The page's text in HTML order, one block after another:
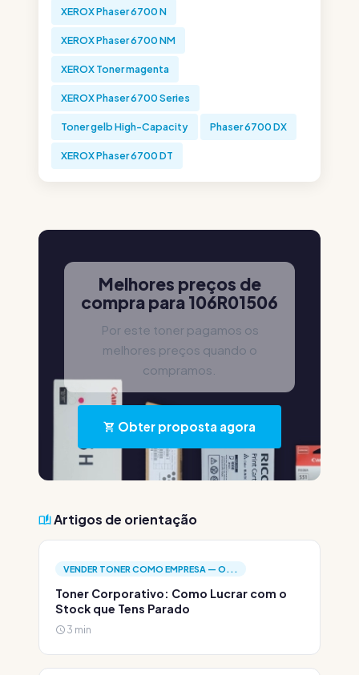
XEROX Phaser 6700 N
XEROX Phaser 6700 NM
XEROX Toner magenta
XEROX Phaser 6700 Series
Toner gelb High-Capacity Phaser 6700 DX
XEROX Phaser 6700 DT
Melhores preços de
compra para 106R01506
Por este toner pagamos os
melhores preços quando o
compramos.
Obter proposta agora
Artigos de orientação
VENDER TONER COMO EMPRESA — O...
Toner Corporativo: Como Lucrar com o
Stock que Tens Parado
3 min